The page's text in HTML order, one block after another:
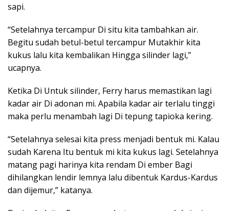
sapi.
“Setelahnya tercampur Di situ kita tambahkan air.
Begitu sudah betul-betul tercampur Mutakhir kita
kukus lalu kita kembalikan Hingga silinder lagi,”
ucapnya.
Ketika Di Untuk silinder, Ferry harus memastikan lagi
kadar air Di adonan mi. Apabila kadar air terlalu tinggi
maka perlu menambah lagi Di tepung tapioka kering.
“Setelahnya selesai kita press menjadi bentuk mi. Kalau
sudah Karena Itu bentuk mi kita kukus lagi. Setelahnya
matang pagi harinya kita rendam Di ember Bagi
dihilangkan lendir lemnya lalu dibentuk Kardus-Kardus
dan dijemur,” katanya.